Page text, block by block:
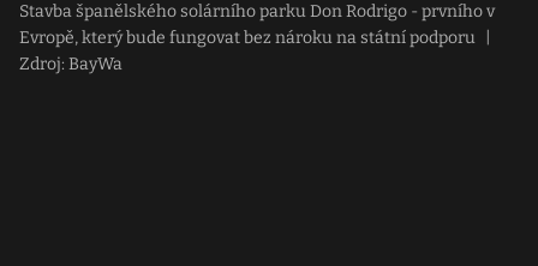
Stavba španělského solárního parku Don Rodrigo - prvního v
Evropě, který bude fungovat bez nároku na státní podporu
Zdroj: BayWa